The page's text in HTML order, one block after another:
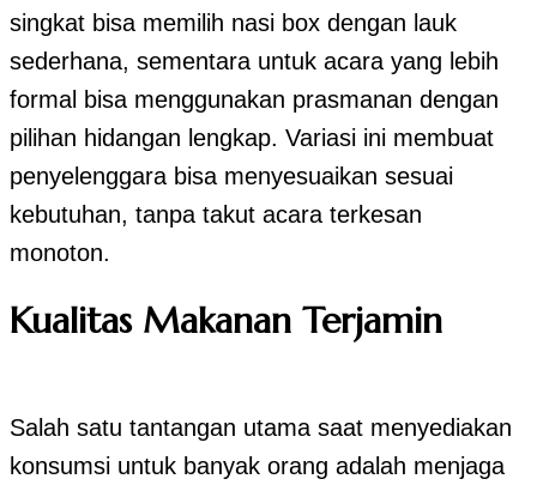
singkat bisa memilih nasi box dengan lauk
sederhana, sementara untuk acara yang lebih
formal bisa menggunakan prasmanan dengan
pilihan hidangan lengkap. Variasi ini membuat
penyelenggara bisa menyesuaikan sesuai
kebutuhan, tanpa takut acara terkesan
monoton.
Kualitas Makanan Terjamin
Salah satu tantangan utama saat menyediakan
konsumsi untuk banyak orang adalah menjaga